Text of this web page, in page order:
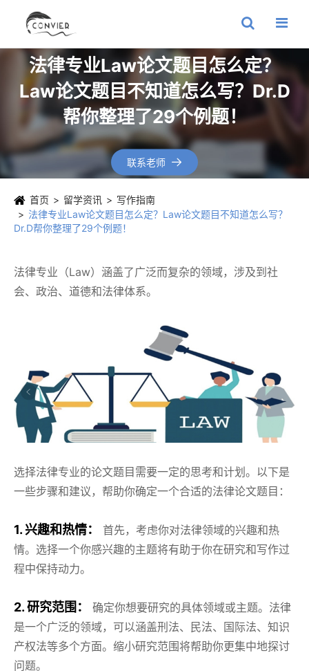
法律专业Law论文题目怎么定？
Law论文题目不知道怎么写？Dr.D
帮你整理了29个例题！
联系老师 
首页 留学资讯
写作指南
法律专业Law论文题目怎么定？Law论文题目不知道怎么写？
Dr.D帮你整理了29个例题！
法律专业（Law）涵盖了广泛而复杂的领域，涉及到社
会、政治、道德和法律体系。
选择法律专业的论文题目需要一定的思考和计划。以下是
一些步骤和建议，帮助你确定一个合适的法律论文题目：
1. 兴趣和热情：
首先，考虑你对法律领域的兴趣和热
情。选择一个你感兴趣的主题将有助于你在研究和写作过
程中保持动力。
2. 研究范围：
确定你想要研究的具体领域或主题。法律
是一个广泛的领域，可以涵盖刑法、民法、国际法、知识
产权法等多个方面。缩小研究范围将帮助你更集中地探讨
问题。